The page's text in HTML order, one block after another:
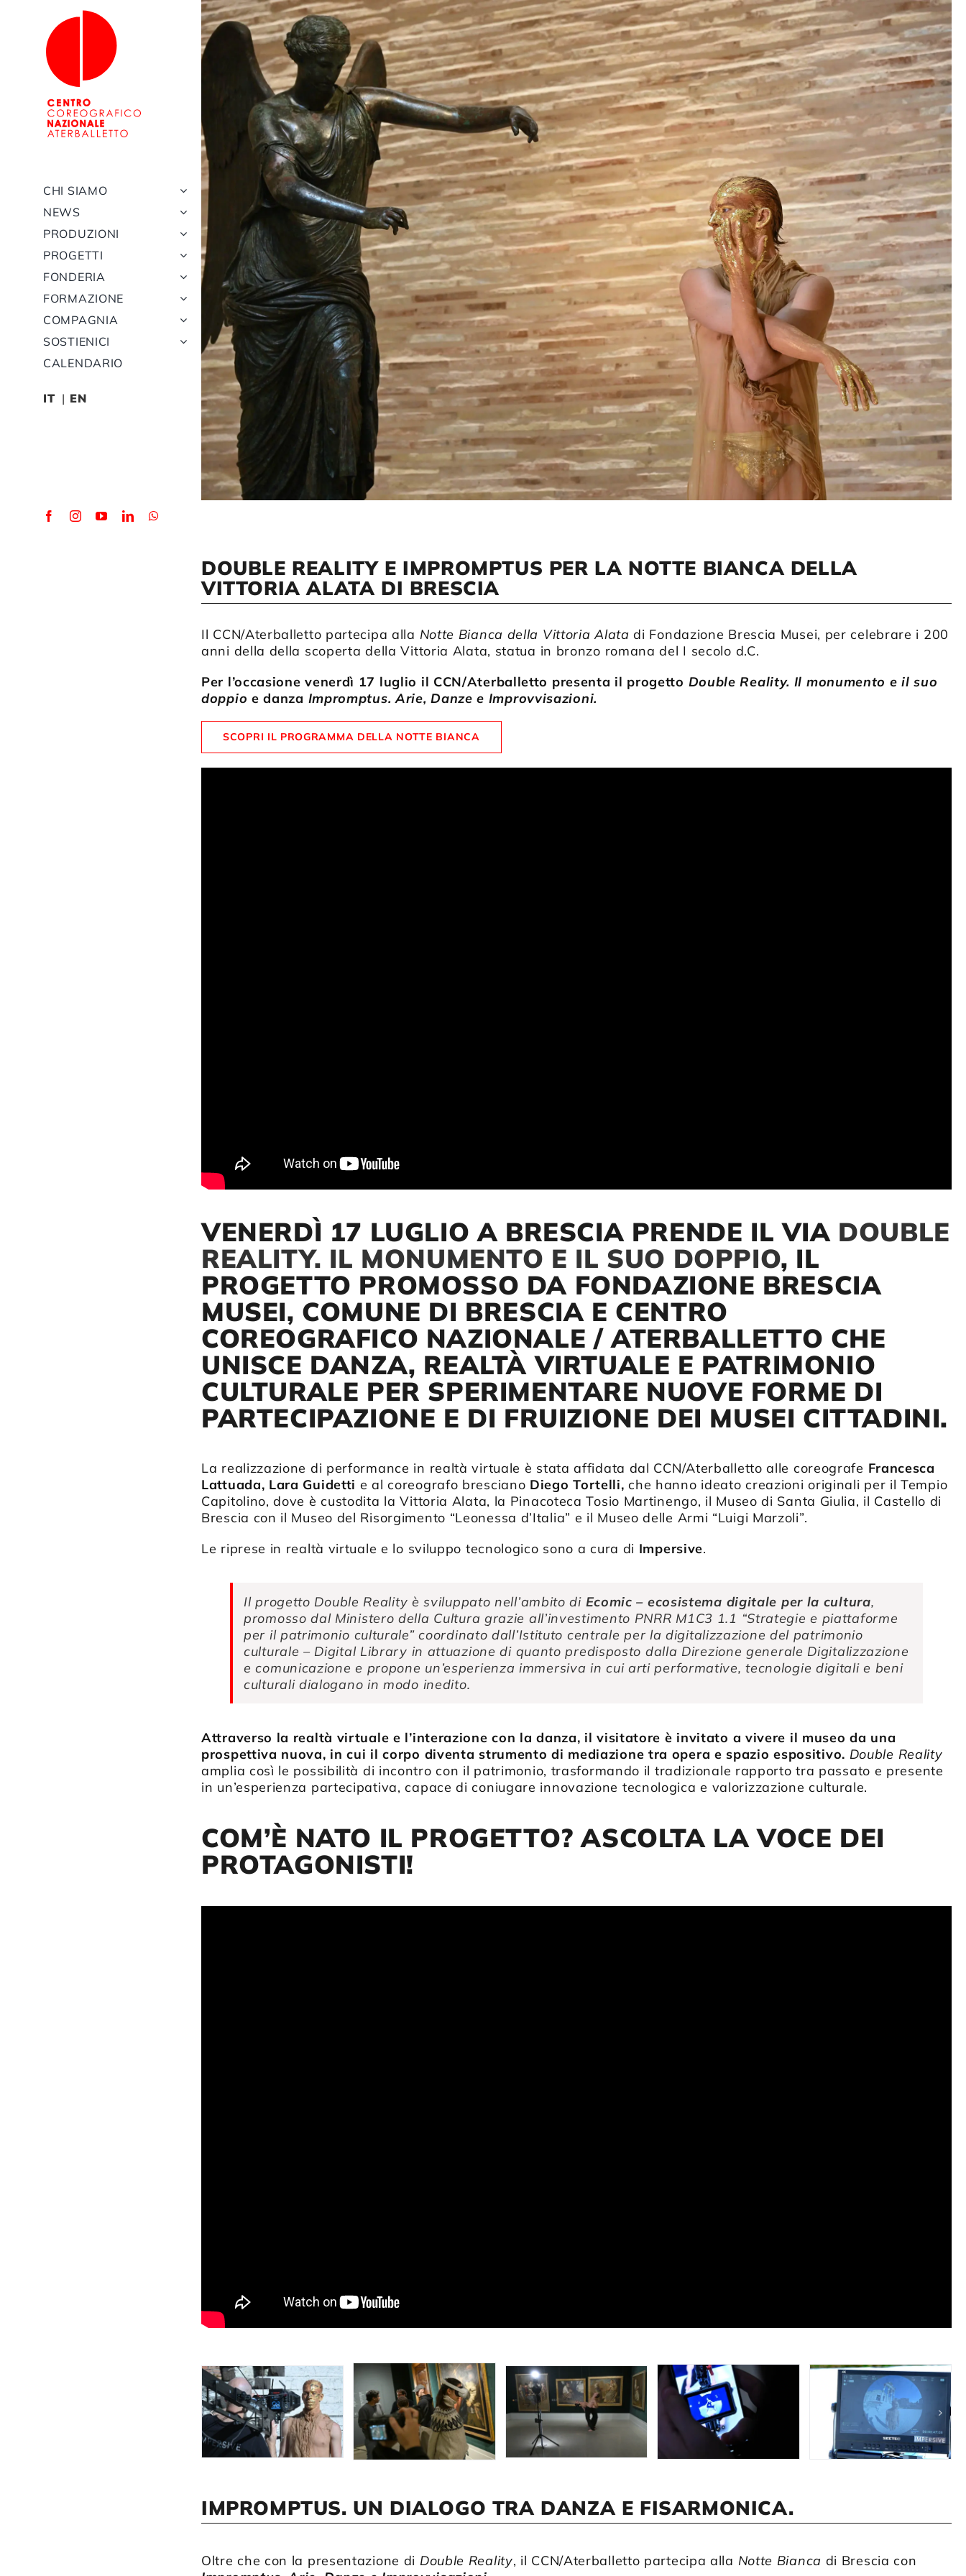
contenuto
CHI SIAMO
NEWS
PRODUZIONI
PROGETTI
FONDERIA
FORMAZIONE
COMPAGNIA
SOSTIENICI
CALENDARIO
IT EN
DOUBLE REALITY E IMPROMPTUS PER LA NOTTE BIANCA DELLA
VITTORIA ALATA DI BRESCIA
Il CCN/Aterballetto partecipa alla Notte Bianca della Vittoria Alata di Fondazione Brescia Musei, per celebrare i 200
anni della della scoperta della Vittoria Alata, statua in bronzo romana del I secolo d.C.
Per l’occasione venerdì 17 luglio il CCN/Aterballetto presenta il progetto Double Reality. Il monumento e il suo
doppio e danza Impromptus. Arie, Danze e Improvvisazioni.
SCOPRI IL PROGRAMMA DELLA NOTTE BIANCA
VENERDÌ 17 LUGLIO A BRESCIA PRENDE IL VIA DOUBLE
REALITY. IL MONUMENTO E IL SUO DOPPIO, IL
PROGETTO PROMOSSO DA FONDAZIONE BRESCIA
MUSEI, COMUNE DI BRESCIA E CENTRO
COREOGRAFICO NAZIONALE / ATERBALLETTO CHE
UNISCE DANZA, REALTÀ VIRTUALE E PATRIMONIO
CULTURALE PER SPERIMENTARE NUOVE FORME DI
PARTECIPAZIONE E DI FRUIZIONE DEI MUSEI CITTADINI.
La realizzazione di performance in realtà virtuale è stata affidata dal CCN/Aterballetto alle coreografe Francesca
Lattuada, Lara Guidetti e al coreografo bresciano Diego Tortelli,che hanno ideato creazioni originali per il Tempio
Capitolino, dove è custodita la Vittoria Alata, la Pinacoteca Tosio Martinengo, il Museo di Santa Giulia, il Castello di
Brescia con il Museo del Risorgimento “Leonessa d’Italia” e il Museo delle Armi “Luigi Marzoli”.
Le riprese in realtà virtuale e lo sviluppo tecnologico sono a cura di Impersive.
Il progetto Double Reality è sviluppato nell’ambito di Ecomic – ecosistema digitale per la cultura,
promosso dal Ministero della Cultura grazie all’investimento PNRR M1C3 1.1 “Strategie e piattaforme
per il patrimonio culturale” coordinato dall’Istituto centrale per la digitalizzazione del patrimonio
culturale – Digital Library in attuazione di quanto predisposto dalla Direzione generale Digitalizzazione
e comunicazione e propone un’esperienza immersiva in cui arti performative, tecnologie digitali e beni
culturali dialogano in modo inedito.
Attraverso la realtà virtuale e l’interazione con la danza, il visitatore è invitato a vivere il museo da una
prospettiva nuova, in cui il corpo diventa strumento di mediazione tra opera e spazio espositivo. Double Reality
amplia così le possibilità di incontro con il patrimonio, trasformando il tradizionale rapporto tra passato e presente
in un’esperienza partecipativa, capace di coniugare innovazione tecnologica e valorizzazione culturale.
COM’È NATO IL PROGETTO? ASCOLTA LA VOCE DEI
PROTAGONISTI!
IMPROMPTUS. UN DIALOGO TRA DANZA E FISARMONICA.
Oltre che con la presentazione di Double Reality, il CCN/Aterballetto partecipa alla Notte Bianca di Brescia con